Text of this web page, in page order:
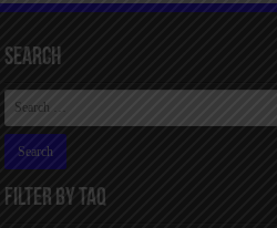
Search
FILTER BY TAQ